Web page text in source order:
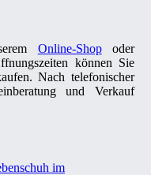
Online-Shopoder
können Sie
Nach telefonischer
und Verkauf
im